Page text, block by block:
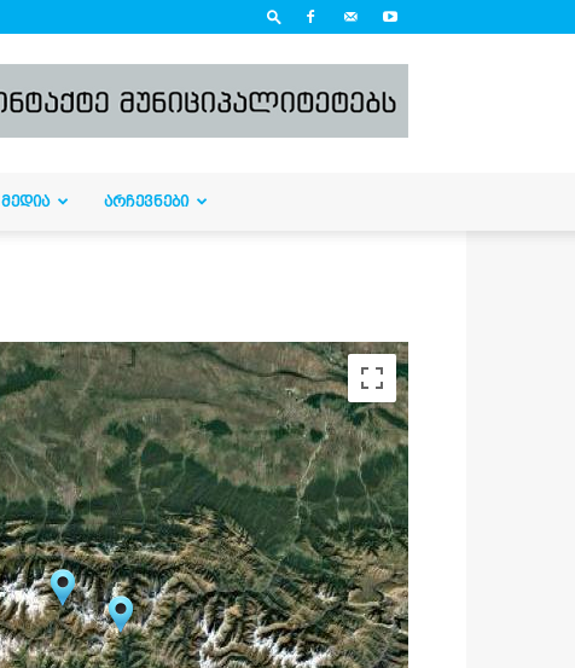
ᲛᲔᲓᲘᲐ ᲐᲠᲩᲔᲕᲜᲔᲑᲘ